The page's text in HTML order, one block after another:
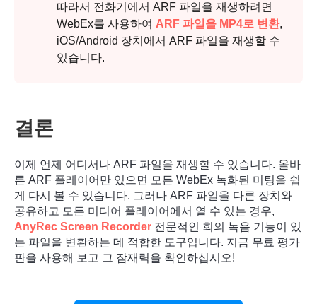
4단계.따라서 전화기에서 ARF 파일을 재생하려면
WebEx를 사용하여 ARF 파일을 MP4로 변환,
iOS/Android 장치에서 ARF 파일을 재생할 수
있습니다.
결론
이제 언제 어디서나 ARF 파일을 재생할 수 있습니다. 올바
른 ARF 플레이어만 있으면 모든 WebEx 녹화된 미팅을 쉽
게 다시 볼 수 있습니다. 그러나 ARF 파일을 다른 장치와
공유하고 모든 미디어 플레이어에서 열 수 있는 경우,
AnyRec Screen Recorder 전문적인 회의 녹음 기능이 있
는 파일을 변환하는 데 적합한 도구입니다. 지금 무료 평가
판을 사용해 보고 그 잠재력을 확인하십시오!